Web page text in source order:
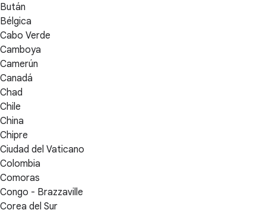
Bután
Bélgica
Cabo Verde
Camboya
Camerún
Canadá
Chad
Chile
China
Chipre
Ciudad del Vaticano
Colombia
Comoras
Congo - Brazzaville
Corea del Sur